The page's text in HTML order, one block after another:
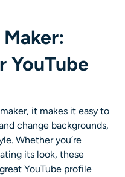
Maker:
YouTube
it makes it easy to
change backgrounds,
Whether you’re
its look, these
YouTube profile